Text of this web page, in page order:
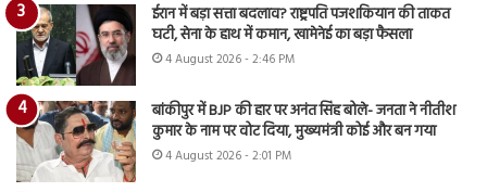
ईरान में बड़ा सत्ता बदलाव? राष्ट्रपति पजशकियान की ताकत
घटी, सेना के हाथ में कमान, खामेनेई का बड़ा फैसला
4 August 2026 - 2:46 PM
बांकीपुर में BJP की हार पर अनंत सिंह बोले- जनता ने नीतीश
कुमार के नाम पर वोट दिया, मुख्यमंत्री कोई और बन गया
4 August 2026 - 2:01 PM